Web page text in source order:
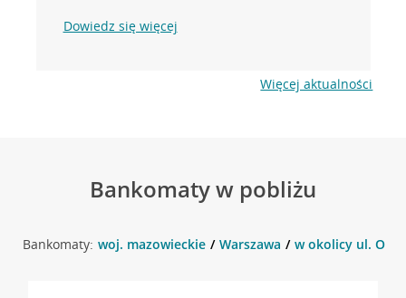
Dowiedz się więcej
Więcej aktualności
Bankomaty w pobliżu
Bankomaty: woj. mazowieckie Warszawa w okolicy ul.